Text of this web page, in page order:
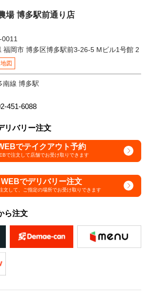
場 博多駅前通り店
福岡市 博多区博多駅前3-26-5 Mビル1号館 2
地図
南線 博多駅
451-6088
リバリー注文
でテイクアウト予約
で注文して店舗でお受け取りできます
WEBでデリバリー注文
文して、 ご指定の場所でお受け取りできます
ら注文